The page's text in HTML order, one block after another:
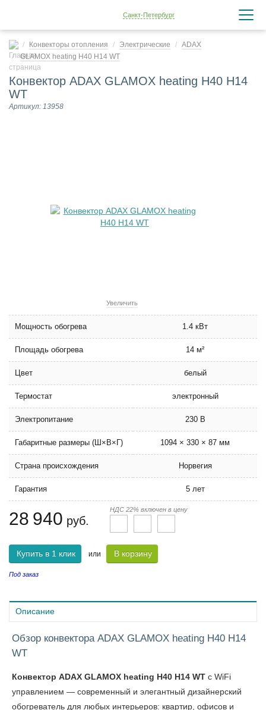
Санкт-Петербург
Конвекторы отопления Электрические
ADAX
GLAMOX heating H40 H14 WT
Конвектор ADAX GLAMOX heating H40 H14
WT
Артикул: 13958
Увеличить
Мощность обогрева 1.4 кВт
Площадь обогрева 14 м²
Цвет белый
Термостат электронный
Электропитание 230 В
Габаритные размеры (Ш×В×Г) 1094 × 330 × 87 мм
Страна происхождения Норвегия
Гарантия 5 лет
28 940 руб.
НДС 22% включен в цену
Купить в 1 клик или В корзину
Под заказ
Описание
Обзор конвектора ADAX GLAMOX heating H40 H14
WT
Конвектор ADAX GLAMOX heating H40 H14 WT с WiFi
управлением — современный и элегантный дизайнерский
обогреватель для любых интерьеров: квартир, офисов и